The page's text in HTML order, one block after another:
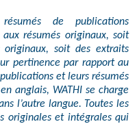
de publications
résumés originaux, soit
originaux, soit des extraits
pertinence par rapport au
et leurs résumés
anglais, WATHI se charge
l’autre langue. Toutes les
originales et intégrales qui